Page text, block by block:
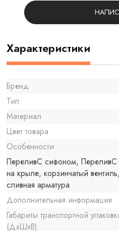
Характеристики
Бренд
Тип
Материал
Цвет товара
Особенности
ПереливС сифоном,
на крыле, корзинчатый
сливная арматура
Дополнительная информация
Габариты транспортной
(ДхШхВ)